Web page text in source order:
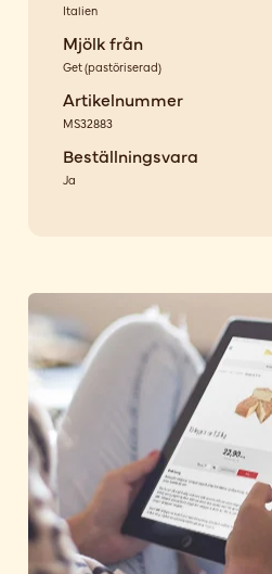
Italien
Mjölk från
Get(pastöriserad)
Artikelnummer
MS32883
Beställningsvara
Ja